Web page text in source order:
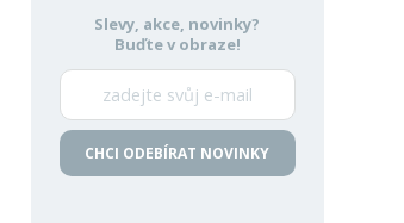
Slevy, akce, novinky?
Buďte v obraze!
CHCI ODEBÍRAT NOVINKY